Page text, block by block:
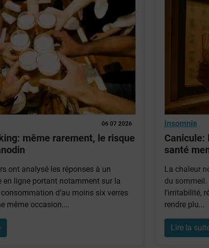
06 07 2026
même rarement, le risque
ont analysé les réponses à un
en ligne portant notamment sur la
d’au moins six verres
même occasion....
Insomnie
Canicule:
santé
La chaleur
du sommeil
l'irritabilité,
rendre plu...
Lire la